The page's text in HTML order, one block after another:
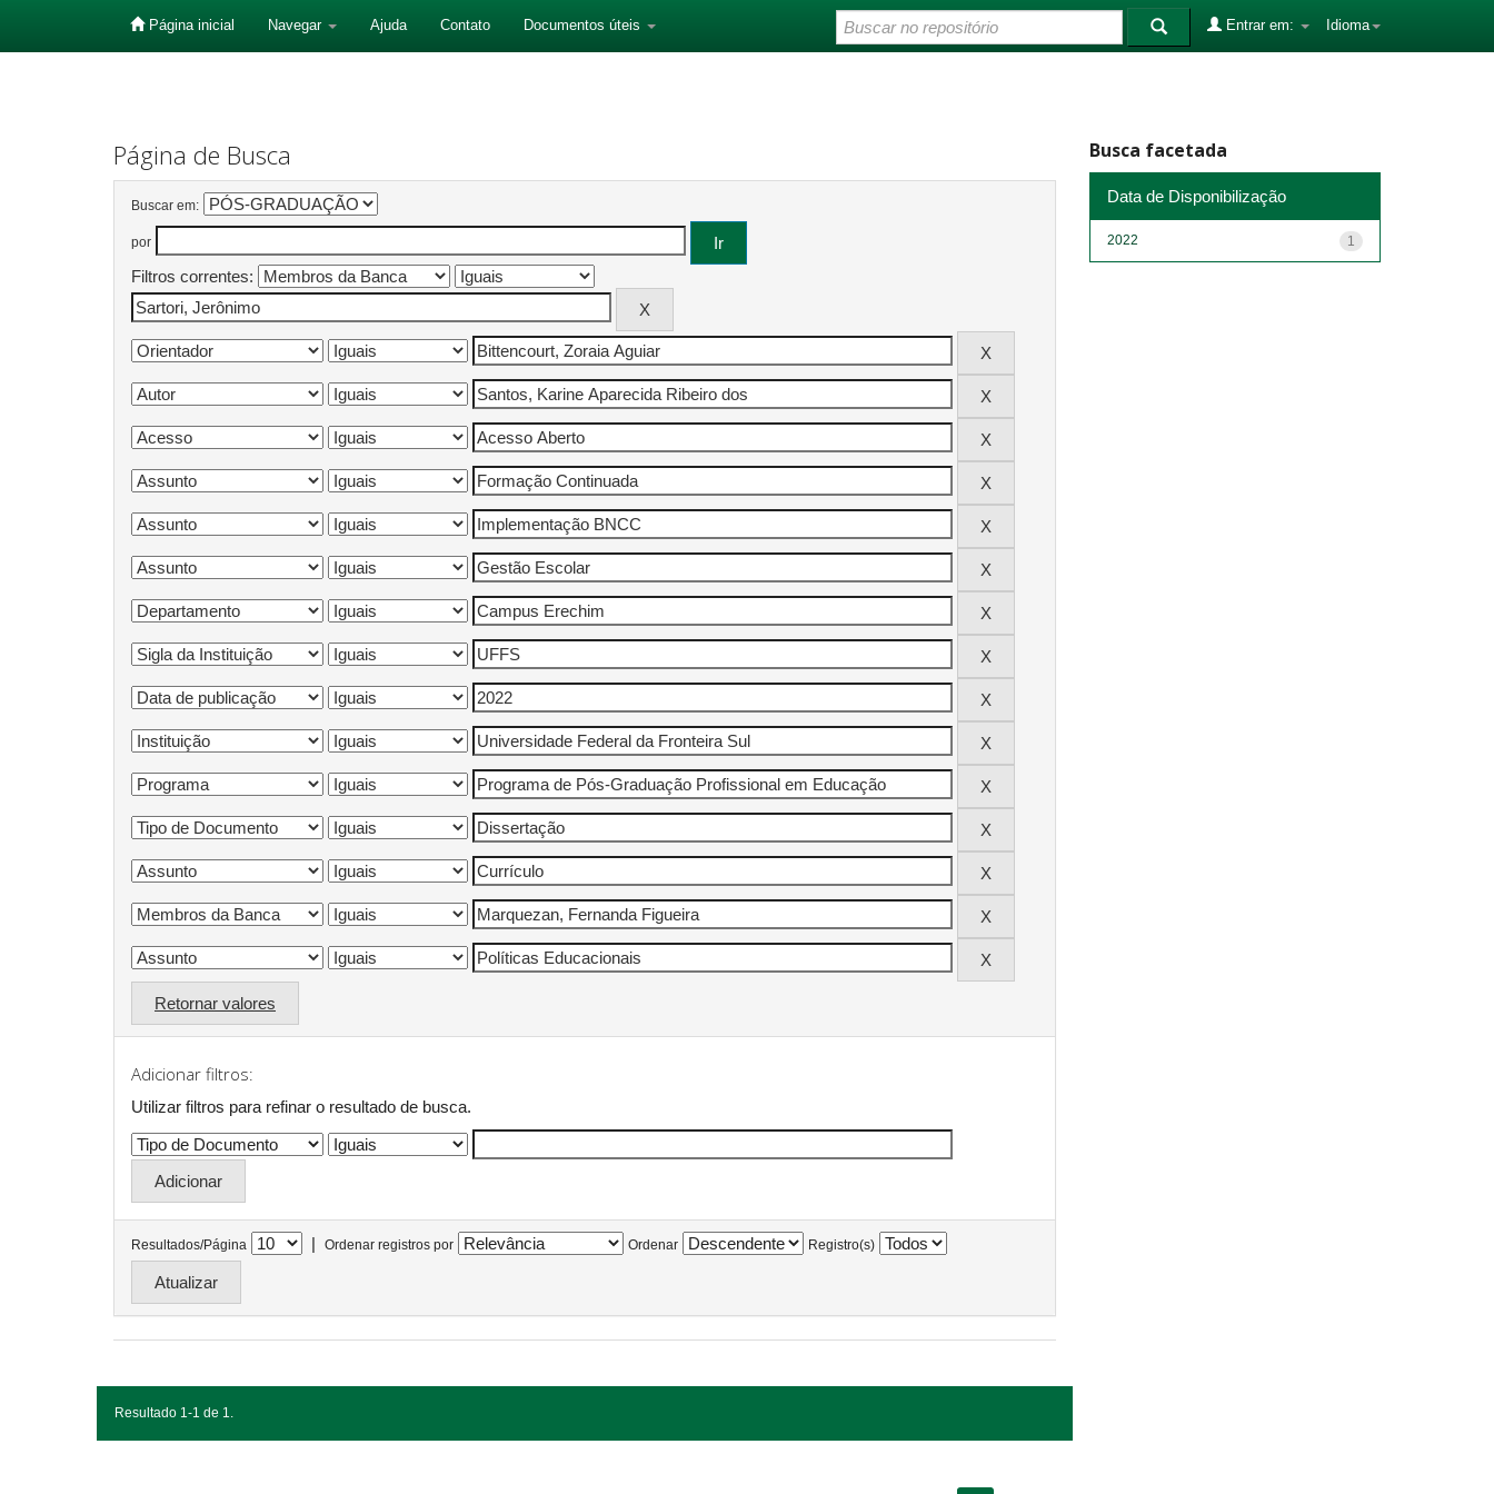
Página inicial Navegar Ajuda Contato Documentos úteis Idioma
Entrar em:
Página de Busca
Buscar em:
por
Filtros correntes:
Retornar valores
Adicionar filtros:
Utilizar filtros para refinar o resultado de busca.
Resultados/Página | Ordenar registros por Ordenar Registro(s)
Resultado 1-1 de 1.
Busca facetada
Data de Disponibilização
1
2022